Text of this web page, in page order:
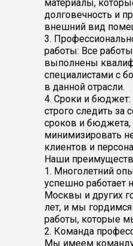
материалы,
долговечность и
внешний вид
3.
работы: Все
выполнены
специалистами с
в данной отрасли.
4. Сроки и
строго следить за
сроков и бюджета,
минимизировать
клиентов и
Наши
1. Многолетний
успешно работает
Москвы и других
лет, и мы
работы, которые
2. Команда
Мы имеем